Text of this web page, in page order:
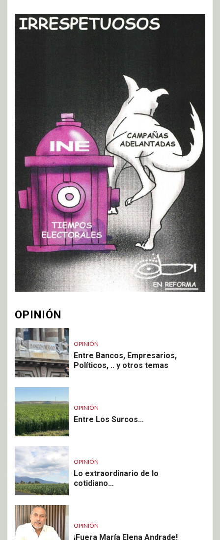
OPINIÓN
OPINIÓN
Entre Bancos, Empresarios,
Políticos, .. y otros temas
OPINIÓN
Entre Los Surcos…
OPINIÓN
Lo extraordinario de lo
cotidiano…
OPINIÓN
¡Fuera María Elena Andrade!